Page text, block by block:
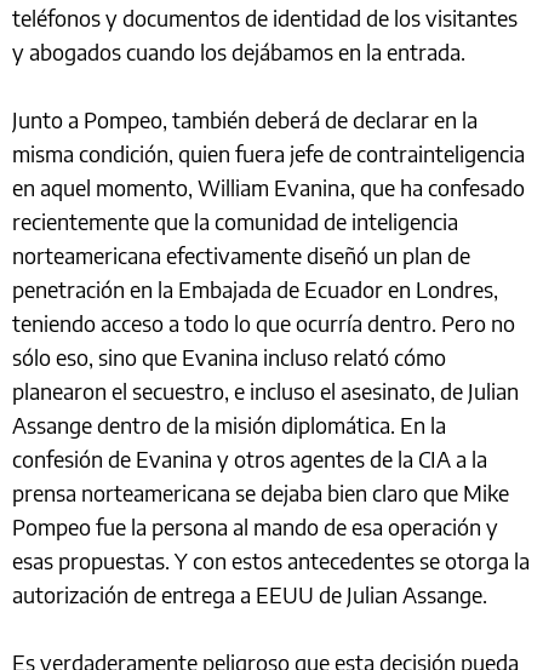
teléfonos y documentos de identidad de los visitantes
y abogados cuando los dejábamos en la entrada.
Junto a Pompeo, también deberá de declarar en la
misma condición, quien fuera jefe de contrainteligencia
en aquel momento, William Evanina, que ha confesado
recientemente que la comunidad de inteligencia
norteamericana efectivamente diseñó un plan de
penetración en la Embajada de Ecuador en Londres,
teniendo acceso a todo lo que ocurría dentro. Pero no
sólo eso, sino que Evanina incluso relató cómo
planearon el secuestro, e incluso el asesinato, de Julian
Assange dentro de la misión diplomática. En la
confesión de Evanina y otros agentes de la CIA a la
prensa norteamericana se dejaba bien claro que Mike
Pompeo fue la persona al mando de esa operación y
esas propuestas. Y con estos antecedentes se otorga la
autorización de entrega a EEUU de Julian Assange.
Es verdaderamente peligroso que esta decisión pueda